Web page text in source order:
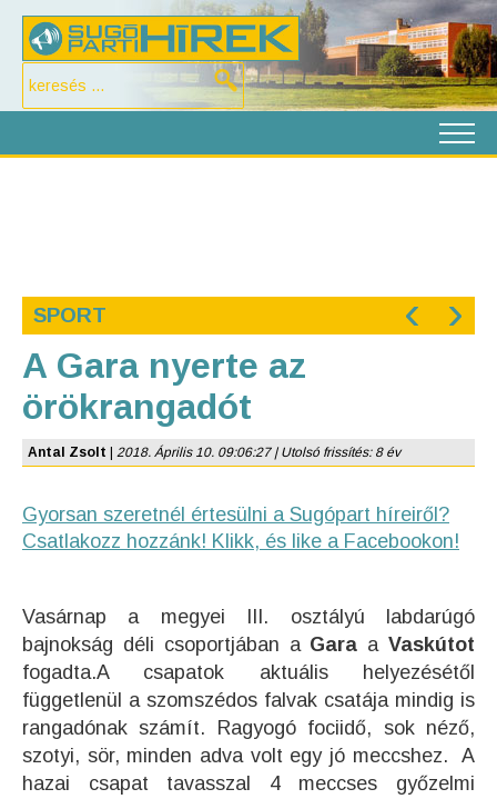
SPORT ‹ ›
A Gara nyerte az
örökrangadót
Antal Zsolt 2018. Április 10. 09:06:27 | Utolsó frissítés: 8 év
Gyorsan szeretnél értesülni a Sugópart híreiről?
Csatlakozz hozzánk! Klikk, és like a Facebookon!
Vasárnap a megyei III. osztályú labdarúgó
bajnokság déli csoportjában a Gara aVaskútot
fogadta.A csapatok aktuális helyezésétől
függetlenül a szomszédos falvak csatája mindig is
rangadónak számít. Ragyogó fociidő, sok néző,
szotyi, sör, minden adva volt egy jó meccshez. A
hazai csapat tavasszal 4 meccses győzelmi